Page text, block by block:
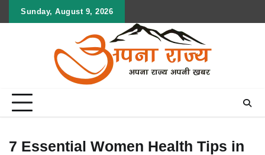
Sunday, August 9, 2026
7 Essential Women Health Tips in